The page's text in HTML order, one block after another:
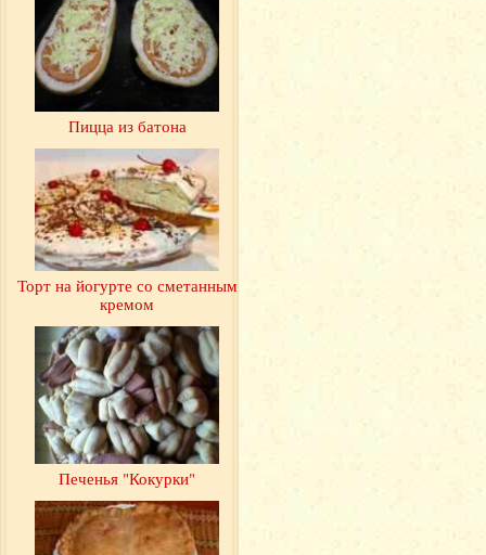
Пицца из батона
Торт на йогурте со сметанным
кремом
Печенья "Кокурки"